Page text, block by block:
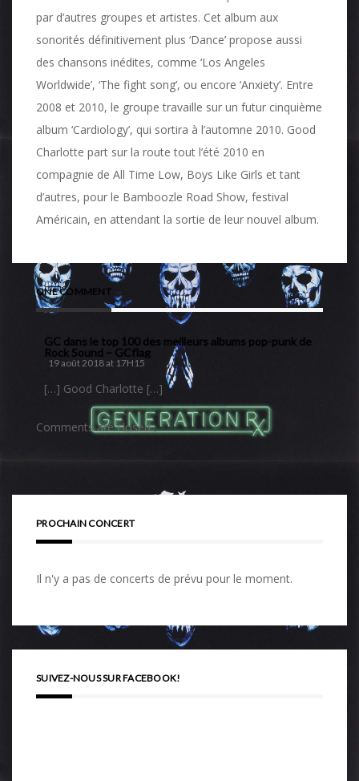
par d’autres groupes et artistes. Cet album aux
sonorités définitivement plus ‘Dance’ propose aussi
des chansons inédites, comme ‘Los Angeles
Worldwide’, ‘The fight song’, ou encore ‘Anxiety’. Entre
2008 et 2010, le groupe travaille sur un futur cinquième
album ‘Cardiology’, qui sortira à l’automne 2010. Good
Charlotte part sur la route tout l’été 2010 en
compagnie de All Time Low, Boys Like Girls et tant
d’autres, pour le Bamboozle Road Show, festival
Américain, en attendant la sortie de leur nouvel album.
ONE COMMENT
GC dans le top 100 des meilleurs albums pop-punk de
Rock Sound – GCflag
19 août 2018 at 17H15
[…] Good Charlotte […]
Comments are closed.
PROCHAIN CONCERT
Il n'y a pas de concerts de prévu pour le moment.
SUIVEZ-NOUS SUR FACEBOOK!